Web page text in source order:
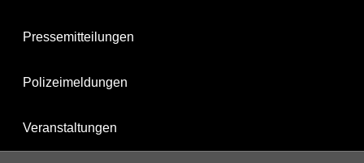
Pressemitteilungen
Polizeimeldungen
Veranstaltungen